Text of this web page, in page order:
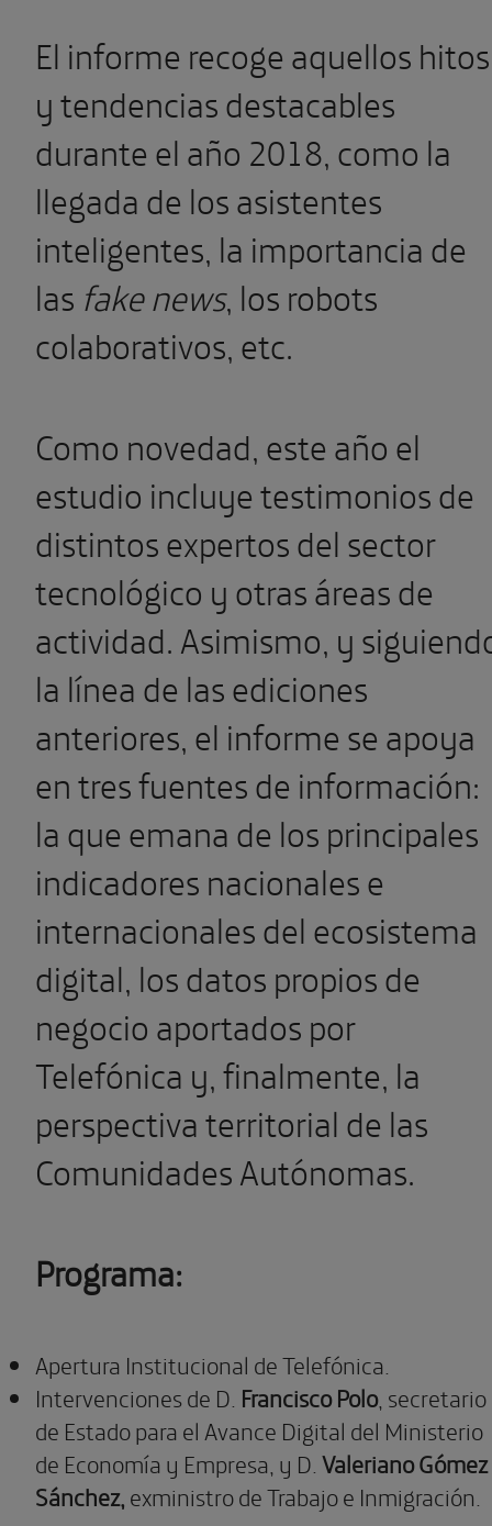
El informe recoge aquellos hitos
y tendencias destacables
durante el año 2018, como la
llegada de los asistentes
inteligentes, la importancia de
las fake news, los robots
colaborativos, etc.
Como novedad, este año el
estudio incluye testimonios de
distintos expertos del sector
tecnológico y otras áreas de
actividad. Asimismo, y
la línea de las ediciones
anteriores, el informe se apoya
en tres fuentes de información:
la que emana de los principales
indicadores nacionales e
internacionales del ecosistema
digital, los datos propios de
negocio aportados por
Telefónica y, finalmente, la
perspectiva territorial de las
Comunidades Autónomas.
Programa:
Apertura Institucional de Telefónica.
Intervenciones de D. Francisco Polo, secretario
de Estado para el Avance Digital del Ministerio
de Economía y Empresa, y D. Valeriano Gómez
Sánchez,exministro de Trabajo e Inmigración.